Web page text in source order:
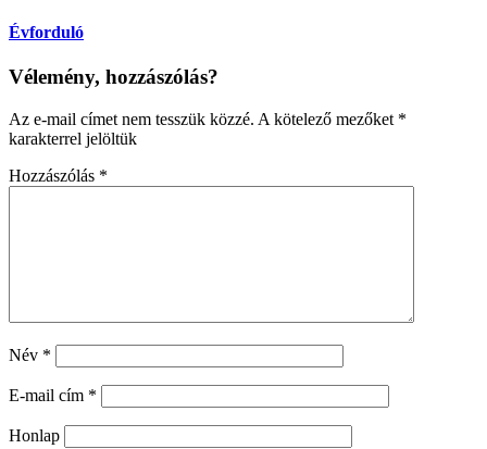
Évforduló
Vélemény, hozzászólás?
Az e-mail címet nem tesszük közzé. A kötelező mezőket *
karakterrel jelöltük
Hozzászólás *
Név *
E-mail cím *
Honlap